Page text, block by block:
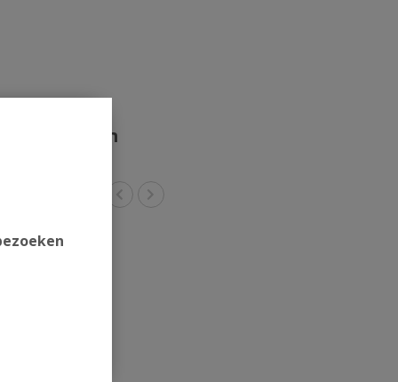
producten